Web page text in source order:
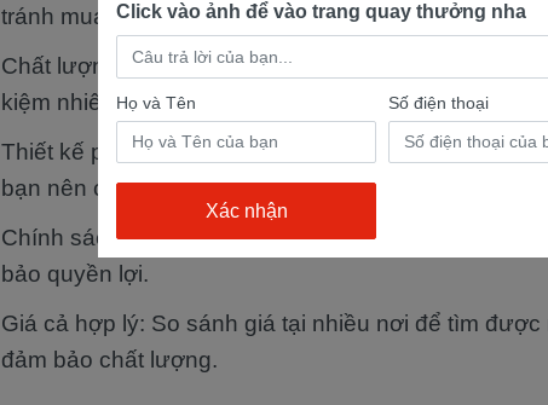
tránh mua phải hàng giả, hàng nhái.
Chất lượng động cơ: Động cơ vận hành êm ái,
kiệm nhiên liệu.
Thiết kế phù hợp: Xe máy 50cc có nhiều kiểu dáng
bạn nên chọn mẫu phù hợp với phong cách cá nhân.
Chính sách bảo hành: Chọn địa chỉ cung cấp xe có
bảo quyền lợi.
Giá cả hợp lý: So sánh giá tại nhiều nơi để tìm
đảm bảo chất lượng.
Click vào ảnh để vào trang quay thưởng nha
Họ và Tên Số điện thoại